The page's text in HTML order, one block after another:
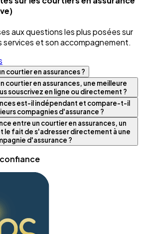
aux questions les plus posées sur
services et son accompagnement.
courtier en assurances ?
courtier en assurances, une meilleure
souscrivez en ligne ou directement ?
est-il indépendant et compare-t-il
compagnies d'assurance ?
entre un courtier en assurances, un
le fait de s'adresser directement à une
d'assurance ?